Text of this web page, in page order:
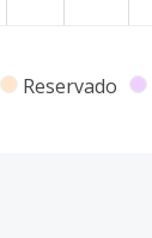
Reservado